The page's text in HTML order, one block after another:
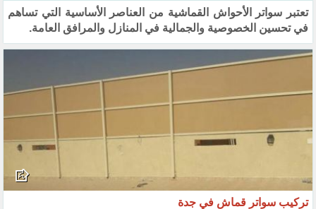
تعتبر سواتر الأحواش القماشية من العناصر الأساسية التي تساهم
في تحسين الخصوصية والجمالية في المنازل والمرافق العامة.
تركيب سواتر قماش في جدة